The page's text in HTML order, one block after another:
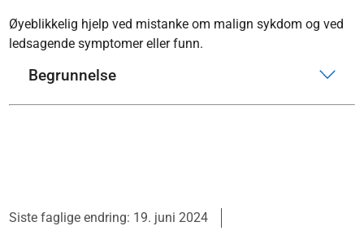
Øyeblikkelig hjelp ved mistanke om malign sykdom og ved
ledsagende symptomer eller funn.
Begrunnelse
Siste faglige endring: 19. juni 2024